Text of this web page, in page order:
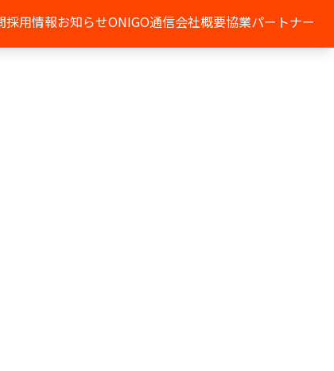
採用情報お知らせONIGO通信会社概要協業パートナー